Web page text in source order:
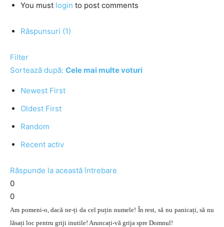
You must login to post comments
Răspunsuri (1)
Filter
Sortează după: Cele mai multe voturi
Newest First
Oldest First
Random
Recent activ
Răspunde la această întrebare
0
0
Am pomeni-o, dacă ne-ți da cel puțin numele! În rest, să nu panicați, să nu
lăsați loc pentru griji inutile! Aruncați-vă grija spre Domnul!